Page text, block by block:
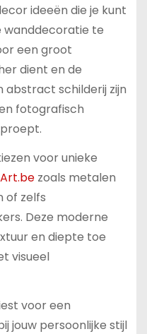
ideeën die je kunt
te
een groot
dient en de
schilderij zijn
fotografisch
voor unieke
zoals metalen
of zelfs
Deze moderne
en diepte toe
visueel
voor een
jouw persoonlijke stijl